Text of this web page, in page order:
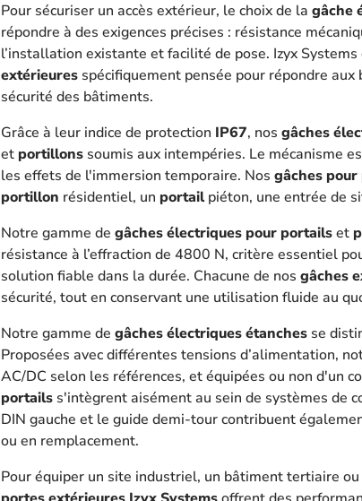
Pour sécuriser un accès extérieur, le choix de la gâche
répondre à des exigences précises : résistance
l’installation existante et facilité de pose. Izyx
extérieures spécifiquement pensée pour répondre
sécurité des bâtiments.
Grâce à leur indice de protection IP67, nos gâches
et portillons soumis aux intempéries. Le mécanisme
les effets de l'immersion temporaire. Nos gâches
portillon résidentiel, un portailpiéton, une entrée de
Notre gamme de gâches électriques pour portailset
résistance à l’effraction de 4800 N, critère essentiel
solution fiable dans la durée. Chacune de nos gâches
sécurité, tout en conservant une utilisation fluide au
Notre gamme de gâches électriques étanches se
Proposées avec différentes tensions d’alimentation,
AC/DC selon les références, et équipées ou non d'un
portails s'intègrent aisément au sein de systèmes de
DIN gauche et le guide demi-tour contribuent
ou en remplacement.
Pour équiper un site industriel, un bâtiment tertiaire